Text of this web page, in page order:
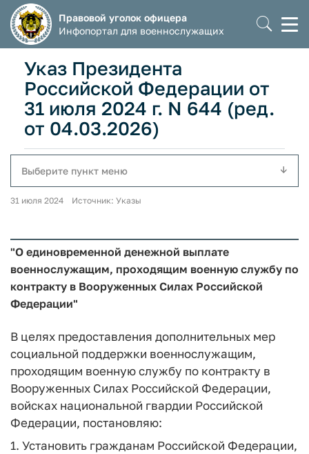
Правовой уголок офицера
Инфопортал для военнослужащих
Указ Президента
Российской Федерации от
31 июля 2024 г. N 644 (ред.
от 04.03.2026)
Выберите пункт меню
31 июля 2024 Источник: Указы
"О единовременной денежной выплате
военнослужащим, проходящим военную службу по
контракту в Вооруженных Силах Российской
Федерации"
В целях предоставления дополнительных мер
социальной поддержки военнослужащим,
проходящим военную службу по контракту в
Вооруженных Силах Российской Федерации,
войсках национальной гвардии Российской
Федерации, постановляю:
1. Установить гражданам Российской Федерации,